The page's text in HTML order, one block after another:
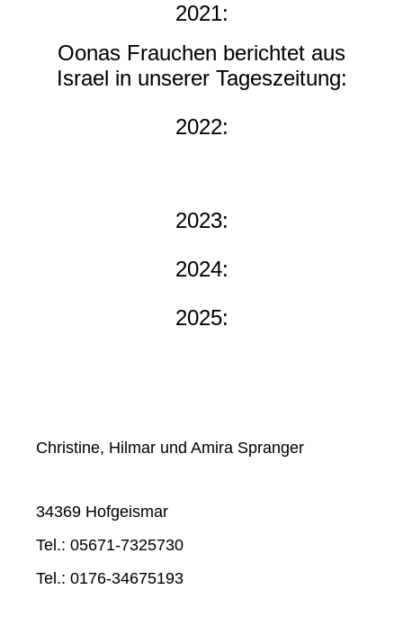
2021:
Oonas Frauchen berichtet aus
Israel in unserer Tageszeitung:
2022:
2023:
2024:
2025:
Christine, Hilmar und Amira Spranger
34369 Hofgeismar
Tel.: 05671-7325730
Tel.: 0176-34675193